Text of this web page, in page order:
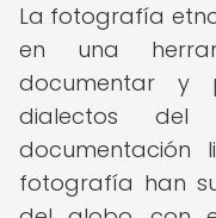
La fotografía
en una
documentar y
dialectos del
fotografía han